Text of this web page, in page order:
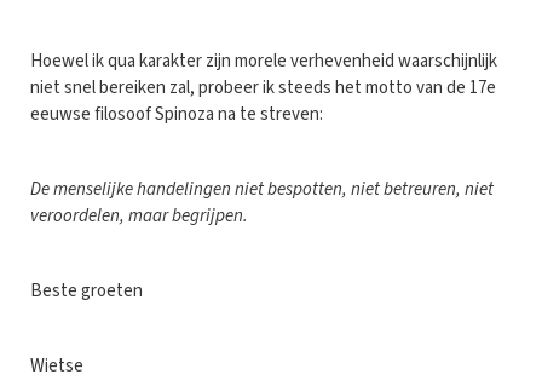
Hoewel ik qua karakter zijn morele verhevenheid waarschijnlijk
niet snel bereiken zal, probeer ik steeds het motto van de 17e
eeuwse filosoof Spinoza na te streven:
De menselijke handelingen niet bespotten, niet betreuren, niet
veroordelen, maar begrijpen.
Beste groeten
Wietse